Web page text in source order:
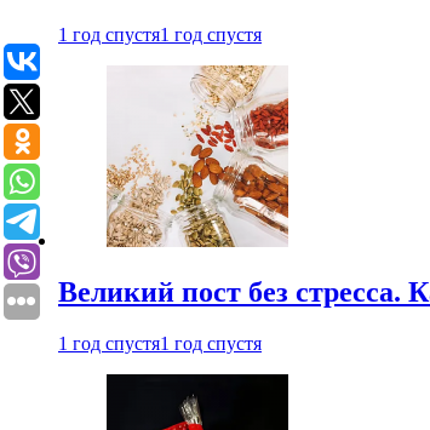
1 год спустя1 год спустя
Великий пост без стресса.
1 год спустя1 год спустя